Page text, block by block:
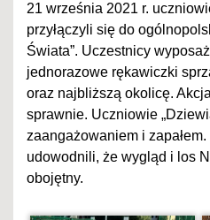
21 września 2021 r.
przyłączyli się do
Świata”. Uczestnicy
jednorazowe rękawiczki
oraz najbliższą okolicę.
sprawnie. Uczniowie
zaangażowaniem i
udowodnili, że wygląd i los
obojętny.